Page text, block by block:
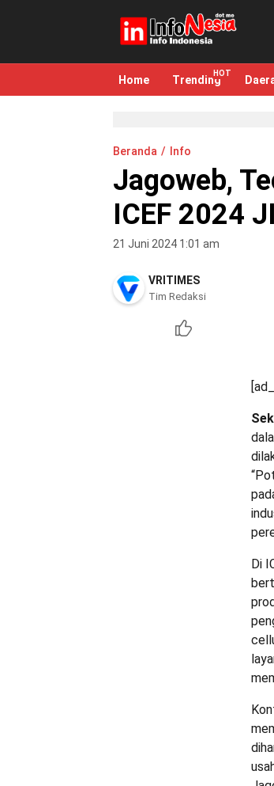
infonesia.me
Info Indonesia
Home Trending
Beranda Info
Jagoweb,
ICEF 2024
21 Juni 2024 1:01 am
VRITIMES
Tim Redaksi
Di